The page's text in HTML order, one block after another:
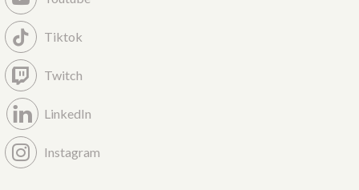
Tiktok
Twitch
LinkedIn
Instagram